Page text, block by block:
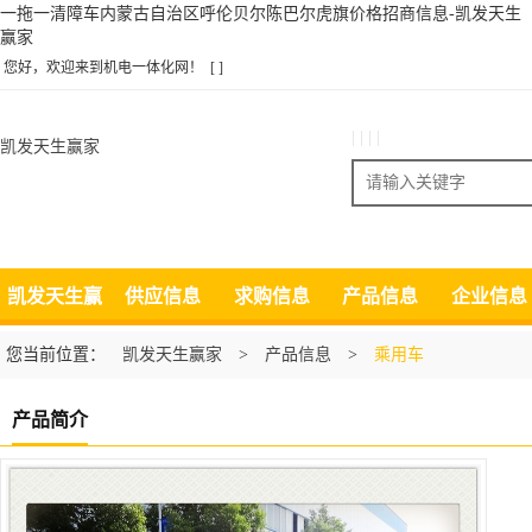
一拖一清障车内蒙古自治区呼伦贝尔陈巴尔虎旗价格招商信息-凯发天生
赢家
您好，欢迎来到机电一体化网！ [ ]
凯发天生赢家
搜索
凯发天生赢
家
供应信息 求购信息 产品信息 企业信息
您当前位置： 凯发天生赢家 > 产品信息 > 乘用车
产品简介